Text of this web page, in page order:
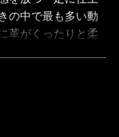
の中で最も多い動
革がくったりと柔
行きのある表情が
っかりと味わうこ
のVibram社製
ルを採用、装着